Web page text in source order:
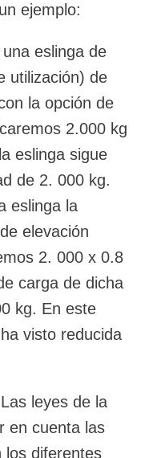
ejemplo:
eslinga de
utilización) de
la opción de
2.000 kg
eslinga sigue
de 2. 000 kg.
eslinga la
elevación
2. 000 x 0.8
carga de dicha
kg. En este
visto reducida
Las leyes de la
en cuenta las
los diferentes